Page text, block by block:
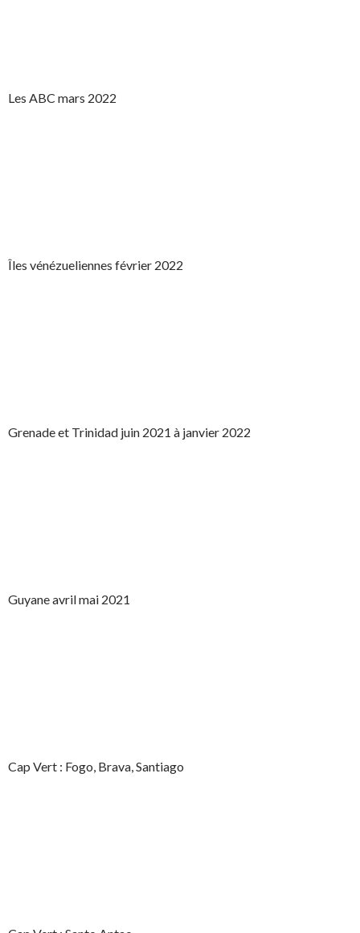
Les ABC mars 2022
Îles vénézueliennes février 2022
Grenade et Trinidad juin 2021 à janvier 2022
Guyane avril mai 2021
Cap Vert : Fogo, Brava, Santiago